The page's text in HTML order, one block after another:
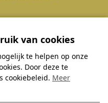
vragen
tour
van cookies
te helpen op onze
Door deze te
cookiebeleid. Meer